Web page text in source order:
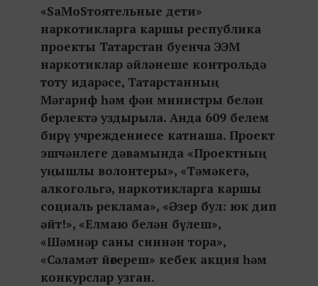
«SаМоSтоятельные дети»
наркотикларга каршы республика
проекты Татарстан буенча ЭЭМ
наркотиклар әйләнеше контрольдә
тоту идарәсе, Татарстанның
Мәгариф һәм фән министры белән
берлектә уздырыла. Анда 609 белем
бирү учреждениесе катнаша. Проект
эшчәнлеге дәвамында «Проектның
уңышлы волонтеры», «Тәмәкегә,
алкогольгә, наркотикларга каршы
социаль реклама», «Әзер бул: юк дип
әйт!», «Елмаю белән бүлеш»,
«Шәмнәр саны синнән тора»,
«Сәламәт йөгереш» кебек акция һәм
конкурслар узган.